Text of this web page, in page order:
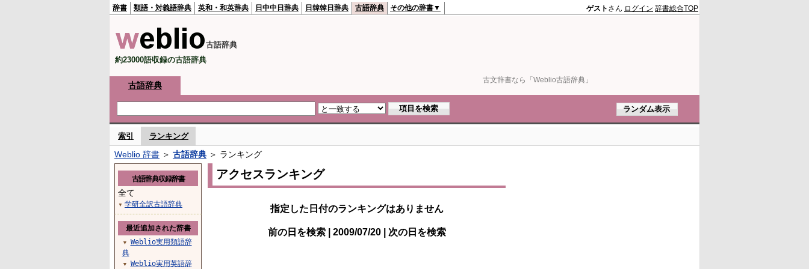
古文辞書なら「Weblio古語辞典」
辞書 類語・対義語辞典 英和・和英辞典 日中中日辞典 日韓韓日辞典 古語辞典 その他の辞書▼ ゲスト さん ログイン 辞書総合TOP
古語辞典
約23000語収録の古語辞典
古語辞典
索引 ランキング
Weblio 辞書 ＞ 古語辞典 ＞ ランキング
アクセスランキング
指定した日付のランキングはありません
前の日を検索 | 2009/07/20 | 次の日を検索
古語辞典収録辞書
全て
▼ 学研全訳古語辞典
最近追加された辞書
▼
Weblio実用類語辞
典
▼ Weblio実用英語辞